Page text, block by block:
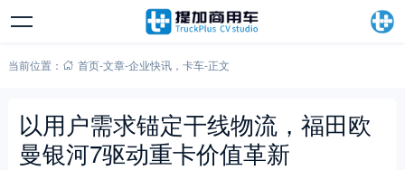
当前位置： 首页-文章-企业快讯， 卡车-正文
以用户需求锚定干线物流，福田欧
曼银河7驱动重卡价值革新